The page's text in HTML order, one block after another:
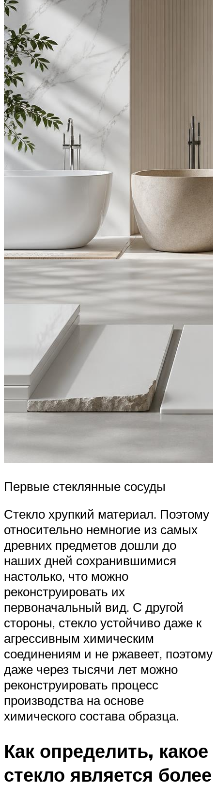
Первые стеклянные сосуды
Стекло хрупкий материал. Поэтому
относительно немногие из самых
древних предметов дошли до
наших дней сохранившимися
настолько, что можно
реконструировать их
первоначальный вид. С другой
стороны, стекло устойчиво даже к
агрессивным химическим
соединениям и не ржавеет, поэтому
даже через тысячи лет можно
реконструировать процесс
производства на основе
химического состава образца.
Как определить, какое
стекло является более